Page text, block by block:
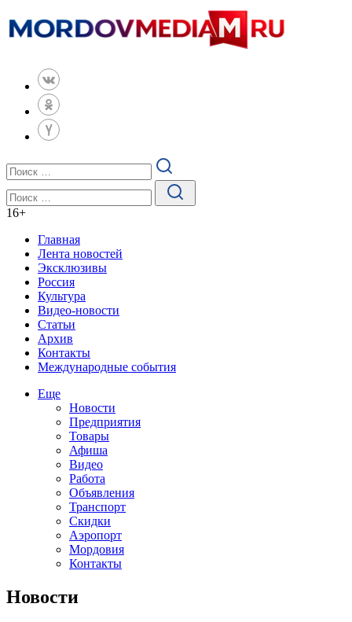
16+
Главная
Лента новостей
Эксклюзивы
Россия
Культура
Видео-новости
Статьи
Архив
Контакты
Международные события
Еще
Новости
Предприятия
Товары
Афиша
Видео
Работа
Объявления
Транспорт
Скидки
Аэропорт
Мордовия
Контакты
Новости